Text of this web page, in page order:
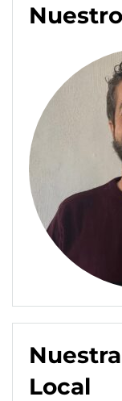
Local